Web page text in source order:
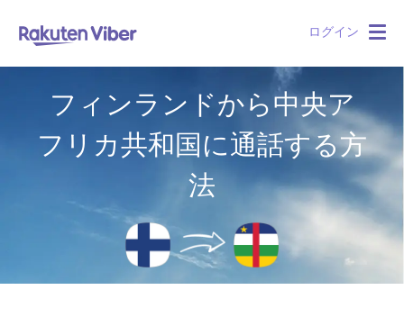
ログイン
フィンランドから中央ア
フリカ共和国に通話する方
法